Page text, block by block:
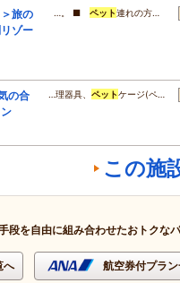
旅の
ゾー
…。 ■ ペット連れの方…
の合
…理器具、 ペットケージ(ペ…
この施
段を自由に組み合わせたおトクな
へ 航空券付プラ